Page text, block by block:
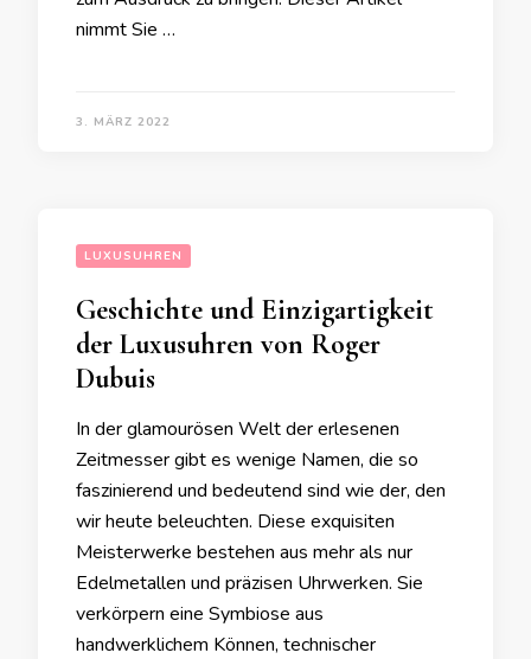
nimmt Sie …
3. MÄRZ 2022
LUXUSUHREN
Geschichte und Einzigartigkeit
der Luxusuhren von Roger
Dubuis
In der glamourösen Welt der erlesenen
Zeitmesser gibt es wenige Namen, die so
faszinierend und bedeutend sind wie der, den
wir heute beleuchten. Diese exquisiten
Meisterwerke bestehen aus mehr als nur
Edelmetallen und präzisen Uhrwerken. Sie
verkörpern eine Symbiose aus
handwerklichem Können, technischer